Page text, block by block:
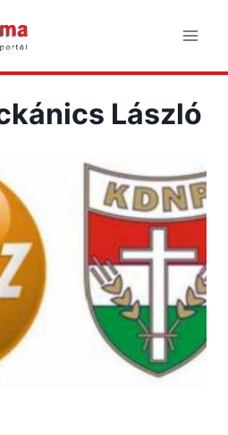
László